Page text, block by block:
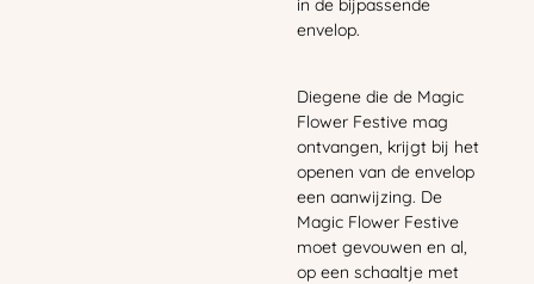
in de bijpassende
envelop.
Diegene die de Magic
Flower Festive mag
ontvangen, krijgt bij het
openen van de envelop
een aanwijzing. De
Magic Flower Festive
moet gevouwen en al,
op een schaaltje met